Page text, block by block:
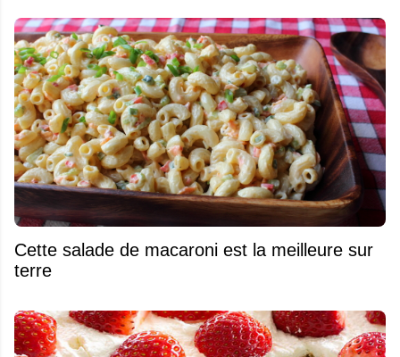
Cette salade de macaroni est la meilleure sur
terre